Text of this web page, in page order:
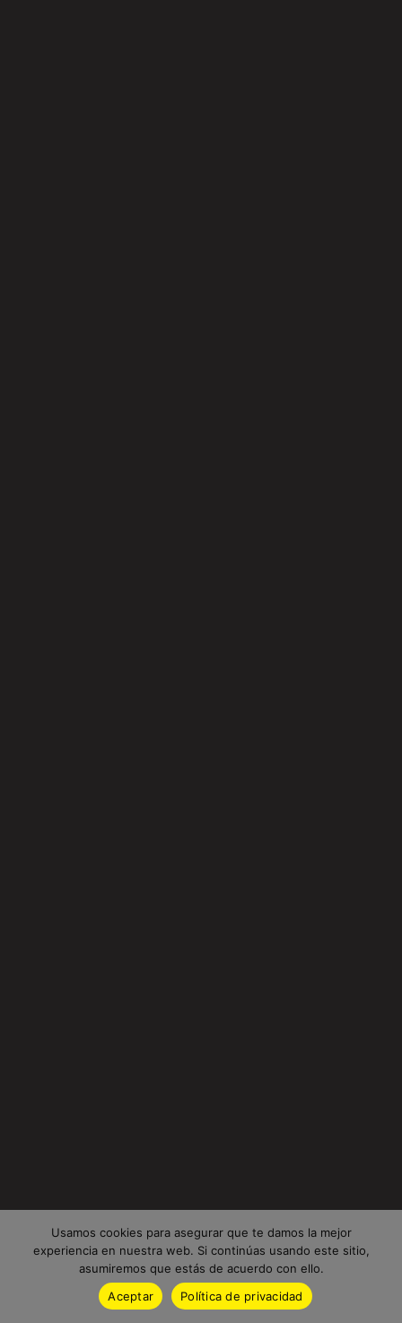
Usamos cookies para asegurar que te damos la mejor
experiencia en nuestra web. Si continúas usando este sitio,
asumiremos que estás de acuerdo con ello.
Aceptar
Política de privacidad